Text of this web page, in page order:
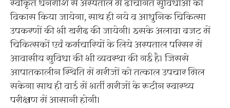
स्वीकृत धनराशि से अस्पताल में ढांचागत सुविधाओं का
विकास किया जायेगा, साथ ही नये व आधुनिक चिकित्सा
उपकरणों की भी खरीद की जायेगी। इसके अलावा बजट में
चिकित्सकों एवं कर्मचारियों के लिये अस्पताल परिसर में
आवासीय सुविधा की भी व्यवस्था की गई है। जिससे
आपातकालीन स्थिति में मरीजों को तत्काल उपचार मिल
सकेगा साथ ही वार्ड में भर्ती मरीजों के रूटीन स्वास्थ्य
परीक्षण में आसानी होगी।